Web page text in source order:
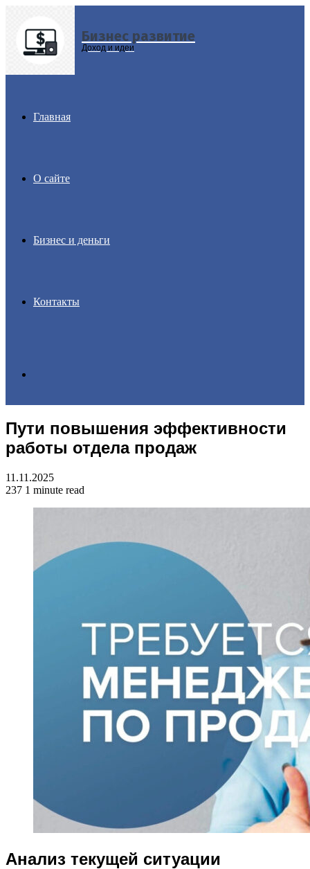
Menu Бизнес развитие
Доход и идеи
Главная
О сайте
Бизнес и деньги
Контакты
for
Пути повышения эффективности
работы отдела продаж
11.11.2025
237 1 minute read
Анализ текущей ситуации